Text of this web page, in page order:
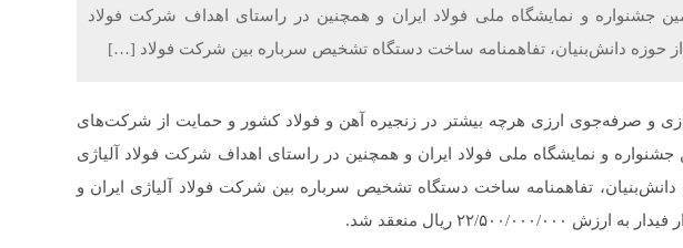
جشنواره و نمایشگاه ملی فولاد ایران و همچنین در راستای اهداف شرکت فولاد
از حوزه دانش‌بنیان، تفاهمنامه ساخت دستگاه تشخیص سرباره بین شرکت فولاد […]
و صرفه‌جوی ارزی هرچه بیشتر در زنجیره آهن و فولاد کشور و حمایت از شرکت‌های
جشنواره و نمایشگاه ملی فولاد ایران و همچنین در راستای اهداف شرکت فولاد آلیاژی
دانش‌بنیان، تفاهمنامه ساخت دستگاه تشخیص سرباره بین شرکت فولاد آلیاژی ایران و
۰۰۰/۰۰۰ ریال منعقد شد.